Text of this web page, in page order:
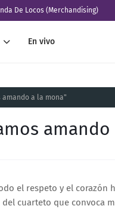
De Locos (Merchandising)
En vivo
amando a la mona"
el respeto y el corazón
cuarteto que convoca